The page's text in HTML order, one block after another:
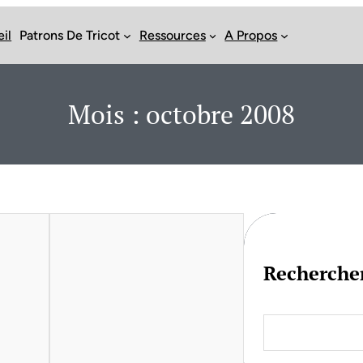
Patrons De Tricot Ressources A Propos
Mois : octobre 2008
a